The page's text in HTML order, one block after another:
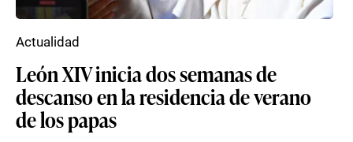
León XIV inicia dos semanas de
descanso en la residencia de verano
de los papas
Actualidad